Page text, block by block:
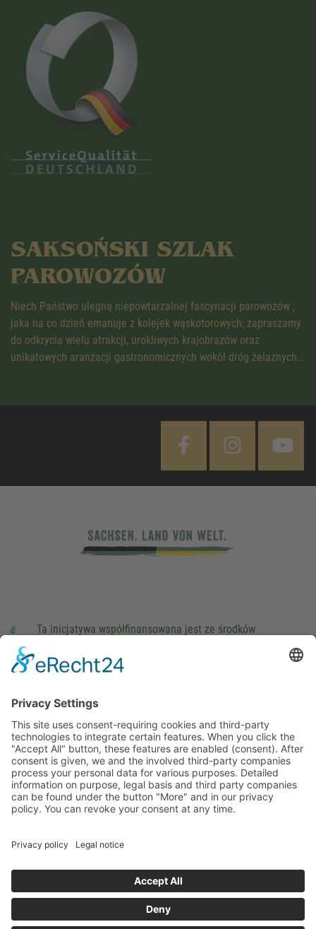
SAKSOŃSKI SZLAK
PAROWOZÓW
Niech Państwo ulegną niepowtarzalnej fascynacji parowozów ,
jaka na co dzień emanuje z kolejek wąskotorowych; zapraszamy
do odkrycia wielu atrakcji, urokliwych krajobrazów oraz
unikatowych aranżacji gastronomicznych wokół dróg żelaznych…
Ta inicjatywa współfinansowana jest ze środków
parlamentarzystów Landtagu Saksońskiego budżetu.
stopka redakcyjna
This site uses consent-requiring cookies and third-party
technologies to integrate certain features. When you click the
"Accept All" button, these features are enabled (consent).
After consent is given, we and the involved third-party
companies process your personal data for various purposes.
companies can be found under the button "More" and in our
DENY ACCEPT MORE